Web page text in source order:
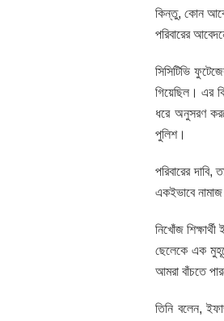
কিন্তু, কোন
পরিবারের
সিসিটিভি
গিয়েছিল। এর
ধরে অনুসরণ
পুলিশ।
পরিবারের
একইভাবে নামাজ
নিখোঁজ
ছেলেকে এক
আমরা বাঁচতে
তিনি বলেন,